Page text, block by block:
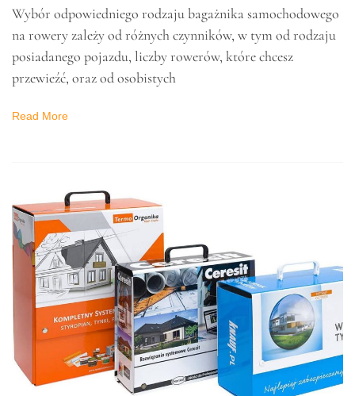
Bagażnik samochodowy
na rowery – na dach,
klapę bagażnika czy na
hak?
Wybór odpowiedniego rodzaju bagażnika samochodowego
na rowery zależy od różnych czynników, w tym od rodzaju
posiadanego pojazdu, liczby rowerów, które chcesz
przewieźć, oraz od osobistych
Read More